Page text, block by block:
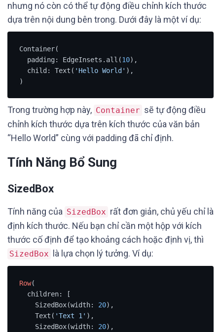
nhưng nó còn có thể tự động điều chỉnh kích thước
dựa trên nội dung bên trong. Dưới đây là một ví dụ:
Container(
  padding: EdgeInsets.all(
10),
  child: Text(
'Hello World' ),
)
Trong trường hợp này, Container sẽ tự động điều
chỉnh kích thước dựa trên kích thước của văn bản
“Hello World” cùng với padding đã chỉ định.
Tính Năng Bổ Sung
SizedBox
Tính năng của SizedBox rất đơn giản, chủ yếu chỉ là
định kích thước. Nếu bạn chỉ cần một hộp với kích
thước cố định để tạo khoảng cách hoặc định vị, thì
SizedBox là lựa chọn lý tưởng. Ví dụ:
Row(
    SizedBox(width:
20),
    Text(
'Text 1' ),
    SizedBox(width:
20),